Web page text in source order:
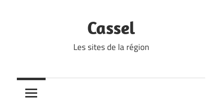
Cassel
Les sites de la région